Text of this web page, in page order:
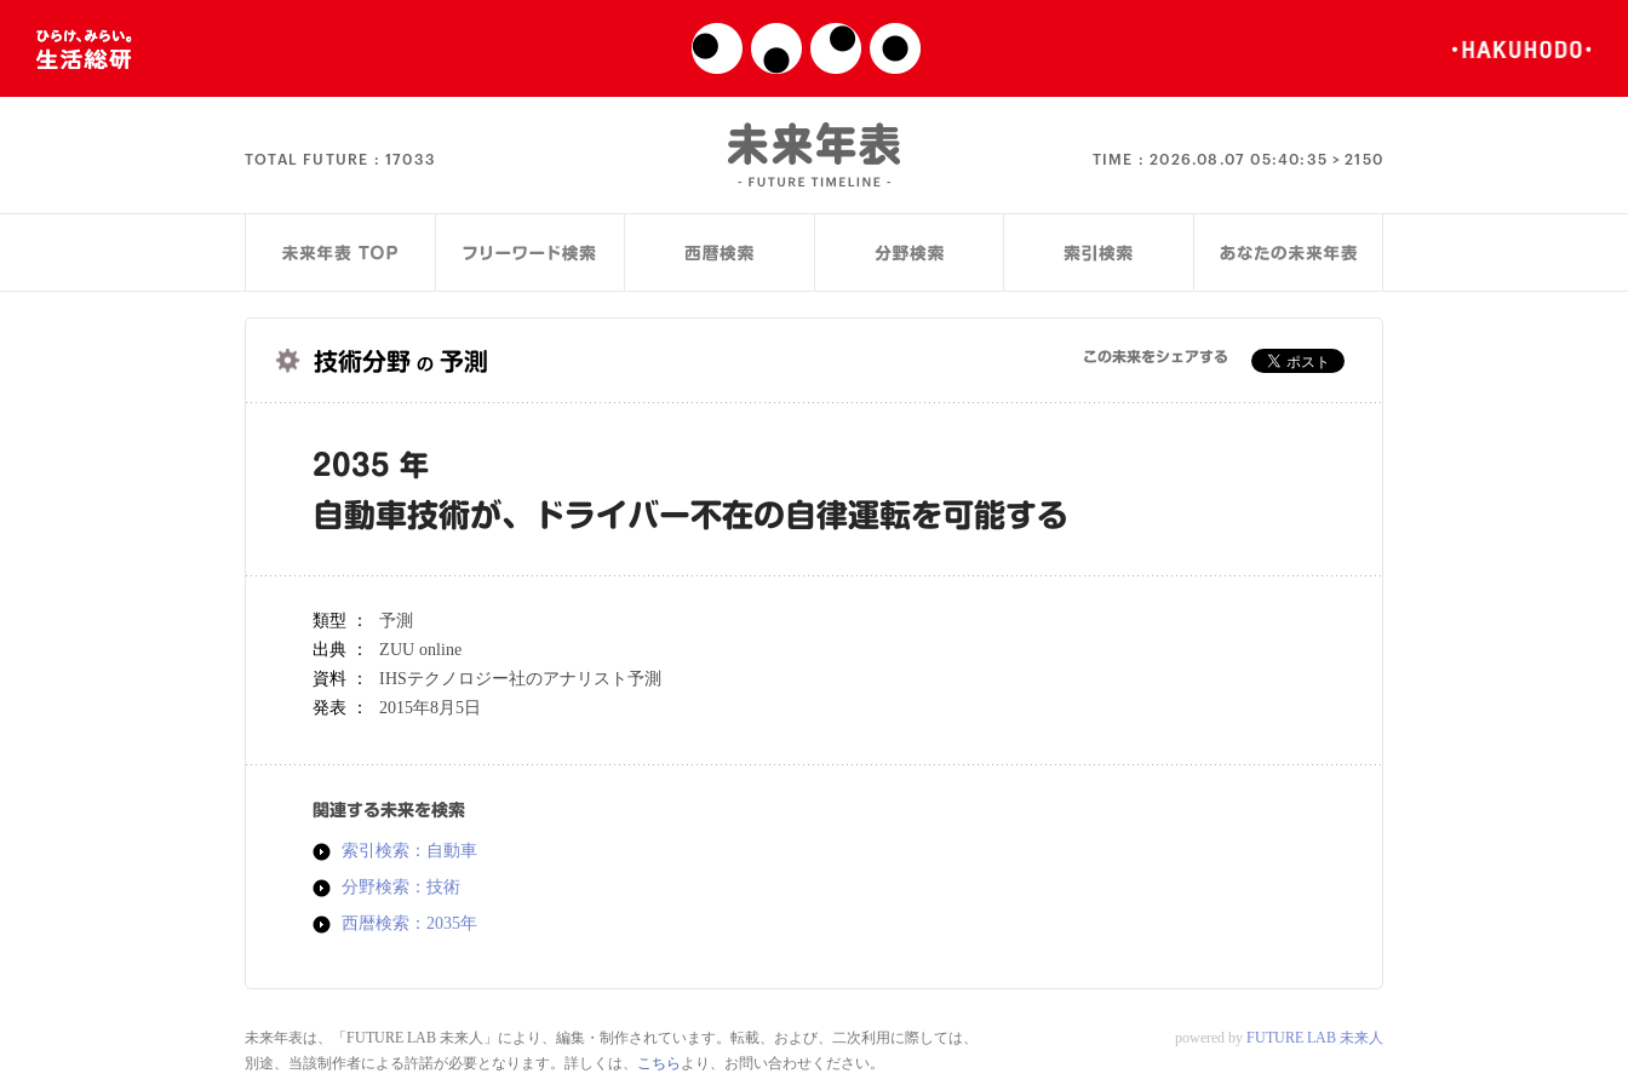
TOTAL FUTURE : 17033 TIME :2026.08.07 05:40:35 > 2150
技術分野 の 予測 この未来をシェアする
2035 年
自動車技術が、ドライバー不在の自律運転を可能する
類型 ：
予測
出典 ：
ZUU online
資料 ：
IHSテクノロジー社のアナリスト予測
発表 ：
2015年8月5日
関連する未来を検索
索引検索：自動車
分野検索：技術
西暦検索：2035年
未来年表は、「FUTURE LAB 未来人」により、編集・制作されています。転載、および、二次利用に際しては、
別途、当該制作者による許諾が必要となります。詳しくは、 こちら より、お問い合わせください。
powered by FUTURE LAB 未来人